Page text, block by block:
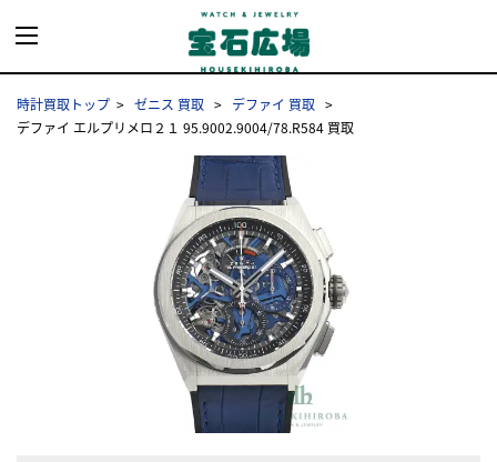
時計買取トップ ゼニス 買取
デファイ 買取
デファイ エルプリメロ２１ 95.9002.9004/78.R584 買取